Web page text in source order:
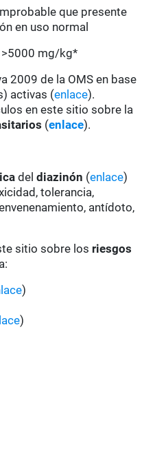
que presente
en uso normal
>5000 mg/kg*
2009 de la OMS en base
activas (enlace).
en este sitio sobre la
(enlace).
deldiazinón (enlace)
tolerancia,
antídoto,
sitio sobre los riesgos
)
)